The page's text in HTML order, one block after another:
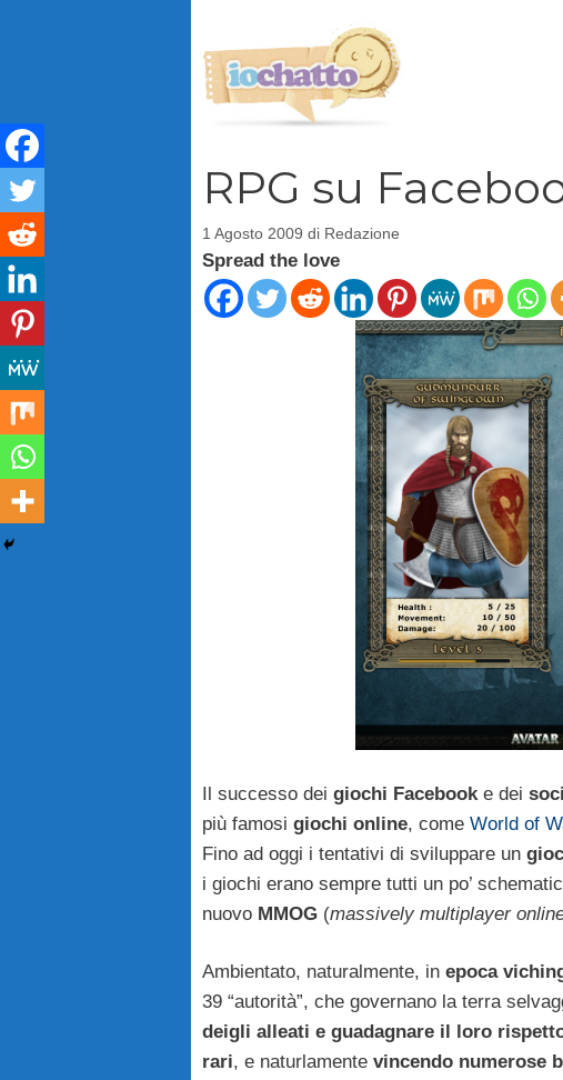
RPG su
1 Agosto 2009 di Redazione
Spread the love
Il successo dei giochi Facebooke dei
più famosi giochi online, come World of
Fino ad oggi i tentativi di sviluppare un
i giochi erano sempre tutti un po’
nuovo MMOG (massively multiplayer
Ambientato, naturalmente, in epoca
39 “autorità”, che governano la terra
deigli alleati e guadagnare il loro
rari, e naturlamente vincendo numerose